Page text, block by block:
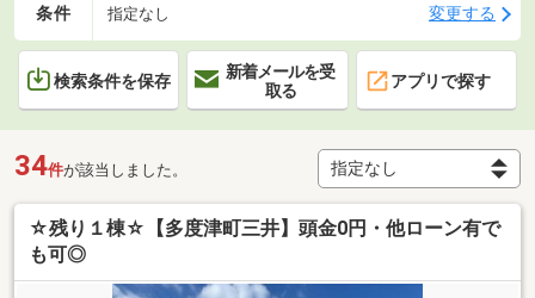
条件 指定なし 変更する
検索条件を保存
新着メールを受
取る
アプリで探す
34件が該当しました。
☆残り１棟☆【多度津町三井】頭金0円・他ローン有で
も可◎